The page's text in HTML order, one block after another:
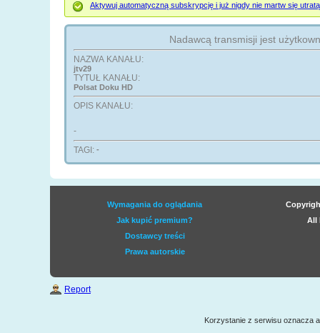
Aktywuj automatyczną subskrypcję i już nigdy nie martw się
Nadawcą transmisji jest
NAZWA KANAŁU:
jtv29
TYTUŁ KANAŁU:
Polsat Doku HD
OPIS KANAŁU:
-
TAGI: -
Wymagania do oglądania
Jak kupić premium?
Dostawcy treści
Prawa autorskie
All
Report
Korzystanie z serwisu oznacza